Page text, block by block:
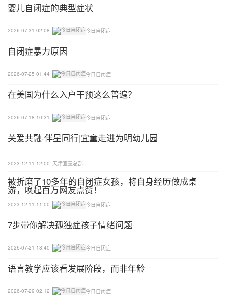
计划，加上老师和家长之间互相合作，孩子会有更大
的机会在较短的时间里掌握新技能。
其次，孩子的年龄越小，干预的环境就越容易控制。
在孩子还不会坐的时候，他接触的世界只有手边和视
线所及的地方。当孩子学会爬时，他所接触的环境会
的时候，他能看到的世界则会比爬行时更上一个高
度。
境里更容易学习，练习学习到的新技能，建立学习和
成长的良性循环。最后，孩子也能把学到的新技能运
早期干预需要遵循哪些原则？
发现异常就可以开始干预
婴儿自闭症的典型症状
2026-07-31 02:08 今日自闭症
自闭症暴力原因
2026-07-25 01:44 今日自闭症
在美国为什么入户干预这么普遍？
2026-07-18 10:31 今日自闭症
关爱共融·伴星同行|宜童走进为明幼儿园
2023-12-11 12:00 天津宜童总部
被折磨了10多年的自闭症女孩，将自身经历做成桌
游，唤起百万网友点赞！
2023-12-11 11:00 今日自闭症
7步带你解决孤独症孩子情绪问题
2026-07-21 18:40 今日自闭症
语言教学应该看发展阶段，而非年龄
2026-07-29 02:12 今日自闭症